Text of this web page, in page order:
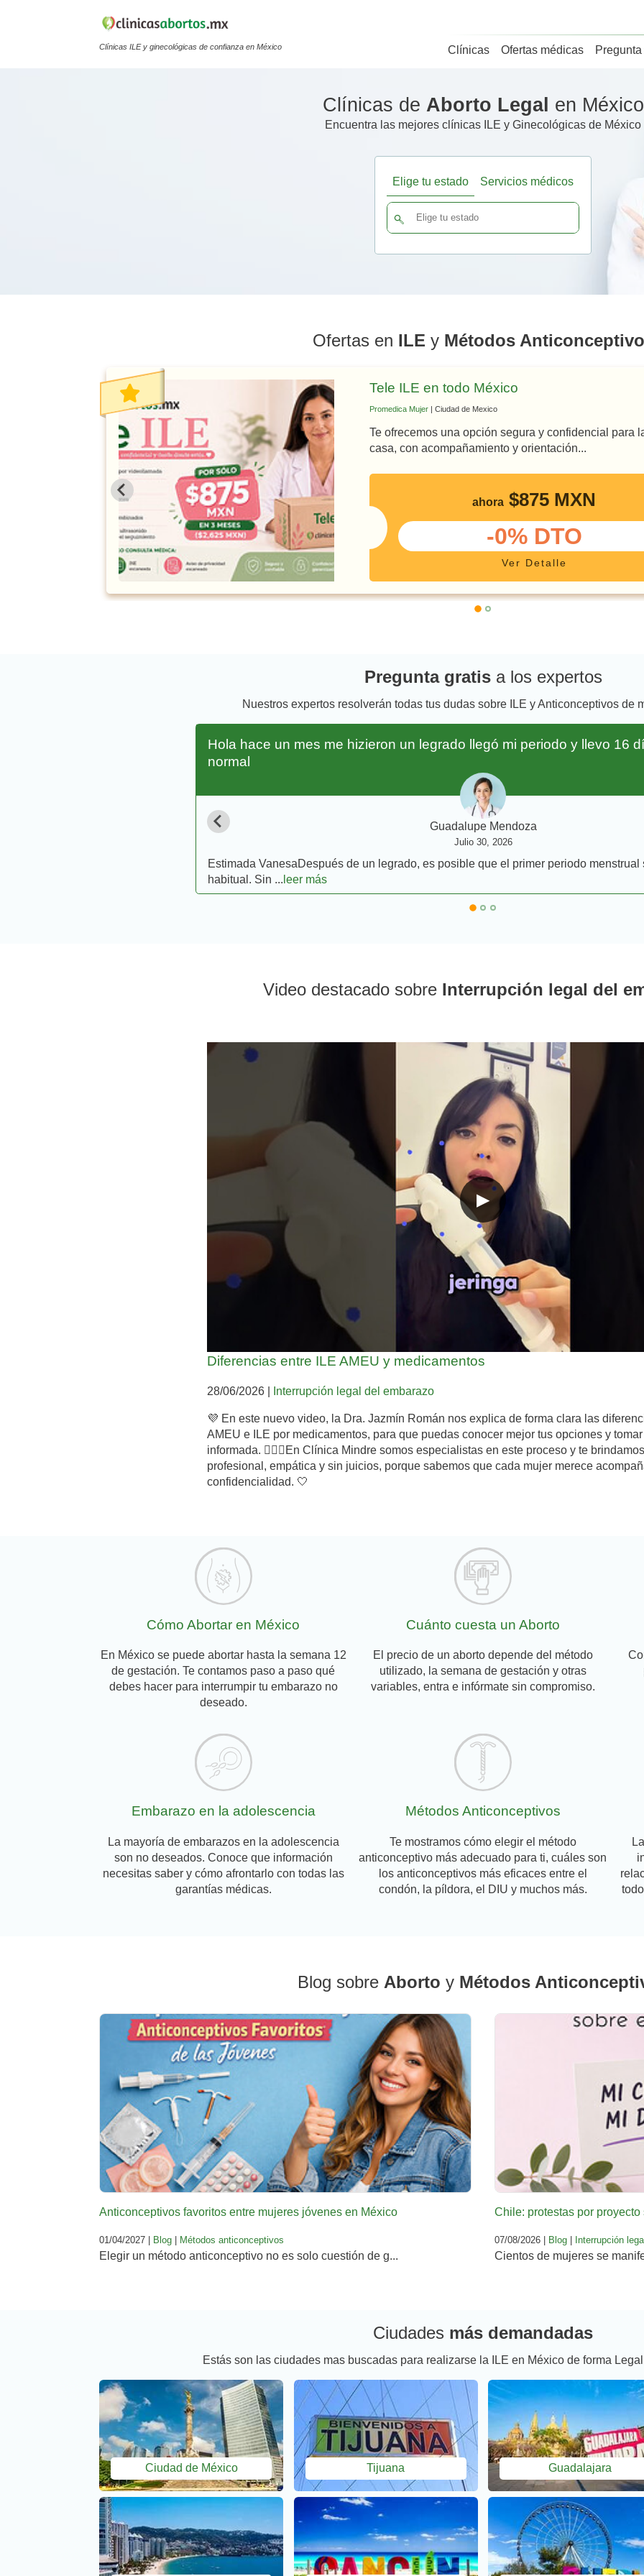
Clínicas ILE y ginecológicas de confianza en México Clínicas Ofertas médicas
Clínicas de Aborto Legal en México
Encuentra las mejores clínicas ILE y Ginecológicas de México
Elige tu estado Servicios médicos
Ofertas en ILE y Métodos
Tele ILE en todo México
Promedica Mujer | Ciudad de Mexico
Te ofrecemos una opción segura y confidencial para
casa, con acompañamiento y orientación...
ahora $875 MXN
-0% DTO
Ver Detalle
Pregunta gratisa los expertos
Nuestros expertos resolverán todas tus dudas sobre ILE y Anticonceptivos de
Hola hace un mes me hizieron un legrado llegó mi periodo y llevo 16
normal
Guadalupe Mendoza
Julio 30, 2026
Estimada VanesaDespués de un legrado, es posible que el primer periodo menstrual
habitual. Sin ... leer más
Video destacado sobre Interrupción legal del
▶
Diferencias entre ILE AMEU y medicamentos
28/06/2026 Interrupción legal del embarazo
💜 En este nuevo video, la Dra. Jazmín Román nos explica de forma clara las
AMEU e ILE por medicamentos, para que puedas conocer mejor tus opciones y
informada. 👩‍⚕️✨En Clínica Mindre somos especialistas en este proceso y te
profesional, empática y sin juicios, porque sabemos que cada mujer merece
confidencialidad. 🤍
Cómo Abortar en México
En México se puede abortar hasta la semana 12
de gestación. Te contamos paso a paso qué
debes hacer para interrumpir tu embarazo no
deseado.
Cuánto cuesta un Aborto
El precio de un aborto depende del método
utilizado, la semana de gestación y otras
variables, entra e infórmate sin compromiso.
Embarazo en la adolescencia
La mayoría de embarazos en la adolescencia
son no deseados. Conoce que información
necesitas saber y cómo afrontarlo con todas las
garantías médicas.
Métodos Anticonceptivos
Te mostramos cómo elegir el método
anticonceptivo más adecuado para ti, cuáles son
los anticonceptivos más eficaces entre el
condón, la píldora, el DIU y muchos más.
Blog sobre Aborto y Métodos
Anticonceptivos favoritos entre mujeres jóvenes en México
01/04/2027 | Blog | Métodos anticonceptivos
Elegir un método anticonceptivo no es solo cuestión de g...
Chile: protestas por proyecto
07/08/2026 | Blog | Interrupción
Cientos de mujeres se
Ciudades más demandadas
Estás son las ciudades mas buscadas para realizarse la ILE en México de forma
Ciudad de México Tijuana Guadalajara